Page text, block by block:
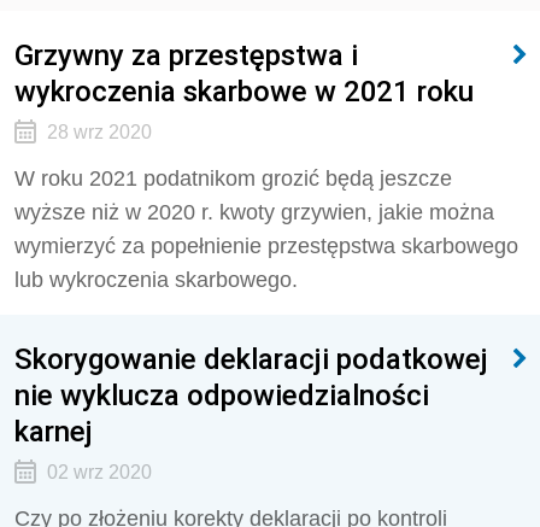
Grzywny za przestępstwa i
wykroczenia skarbowe w 2021 roku
28 wrz 2020
W roku 2021 podatnikom grozić będą jeszcze
wyższe niż w 2020 r. kwoty grzywien, jakie można
wymierzyć za popełnienie przestępstwa skarbowego
lub wykroczenia skarbowego.
Skorygowanie deklaracji podatkowej
nie wyklucza odpowiedzialności
karnej
02 wrz 2020
Czy po złożeniu korekty deklaracji po kontroli